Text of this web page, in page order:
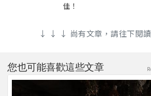
佳！
↓ ↓ ↓ 尚有文章，請往下閱
您也可能喜歡這些文章